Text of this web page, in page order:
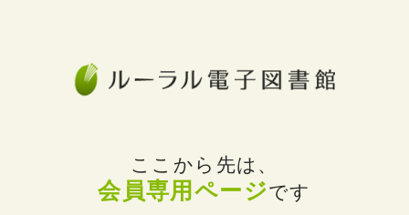
ここから先は、
会員専用ページです